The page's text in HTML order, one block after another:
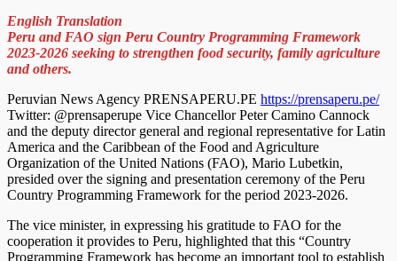
English Translation
Peru and FAO sign Peru Country Programming Framework
2023-2026 seeking to strengthen food security, family agriculture
and others.
Peruvian News Agency PRENSAPERU.PE https://prensaperu.pe/
Twitter: @prensaperupe Vice Chancellor Peter Camino Cannock
and the deputy director general and regional representative for Latin
America and the Caribbean of the Food and Agriculture
Organization of the United Nations (FAO), Mario Lubetkin,
presided over the signing and presentation ceremony of the Peru
Country Programming Framework for the period 2023-2026.
The vice minister, in expressing his gratitude to FAO for the
cooperation it provides to Peru, highlighted that this “Country
Programming Framework has become an important tool to establish